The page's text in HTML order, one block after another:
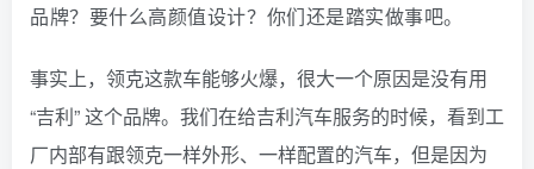
品牌？要什么高颜值设计？你们还是踏实做事吧。
事实上，领克这款车能够火爆，很大一个原因是没有用
“吉利” 这个品牌。我们在给吉利汽车服务的时候，看到工
厂内部有跟领克一样外形、一样配置的汽车，但是因为